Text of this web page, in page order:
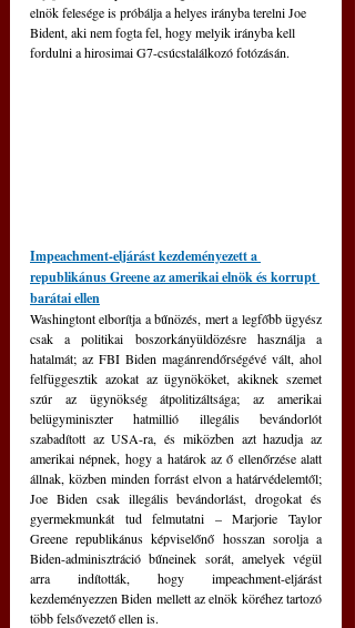
elnök felesége is próbálja a helyes irányba terelni Joe
Bident, aki nem fogta fel, hogy melyik irányba kell
fordulni a hirosimai G7-csúcstalálkozó fotózásán.
Impeachment-eljárást kezdeményezett a
republikánus Greene az amerikai elnök és korrupt
barátai ellen
Washingtont elborítja a bűnözés, mert a legfőbb ügyész
csak a politikai boszorkányüldözésre használja a
hatalmát; az FBI Biden magánrendőrségévé vált, ahol
felfüggesztik azokat az ügynököket, akiknek szemet
szúr az ügynökség átpolitizáltsága; az amerikai
belügyminiszter hatmillió illegális bevándorlót
szabadított az USA-ra, és miközben azt hazudja az
amerikai népnek, hogy a határok az ő ellenőrzése alatt
állnak, közben minden forrást elvon a határvédelemtől;
Joe Biden csak illegális bevándorlást, drogokat és
gyermekmunkát tud felmutatni – Marjorie Taylor
Greene republikánus képviselőnő hosszan sorolja a
Biden-adminisztráció bűneinek sorát, amelyek végül
arra indították, hogy impeachment-eljárást
kezdeményezzen Biden mellett az elnök köréhez tartozó
több felsővezető ellen is.